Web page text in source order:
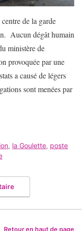
de la garde
Aucun dégât humain
ministère de
provoquée par une
a causé de légers
sont menées par
, la Goulette, poste
Retour en haut de page